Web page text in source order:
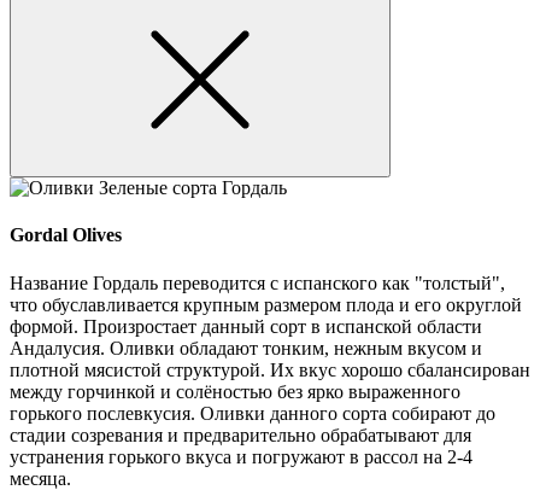
Gordal Olives
Название Гордаль переводится с испанского как "толстый",
что обуславливается крупным размером плода и его округлой
формой. Произростает данный сорт в испанской области
Андалусия. Оливки обладают тонким, нежным вкусом и
плотной мясистой структурой. Их вкус хорошо сбалансирован
между горчинкой и солёностью без ярко выраженного
горького послевкусия. Оливки данного сорта собирают до
стадии созревания и предварительно обрабатывают для
устранения горького вкуса и погружают в рассол на 2-4
месяца.